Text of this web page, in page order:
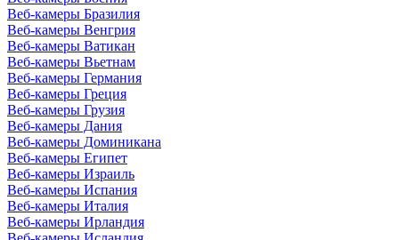
Веб-камеры Бразилия
Веб-камеры Венгрия
Веб-камеры Ватикан
Веб-камеры Вьетнам
Веб-камеры Германия
Веб-камеры Греция
Веб-камеры Грузия
Веб-камеры Дания
Веб-камеры Доминикана
Веб-камеры Египет
Веб-камеры Израиль
Веб-камеры Испания
Веб-камеры Италия
Веб-камеры Ирландия